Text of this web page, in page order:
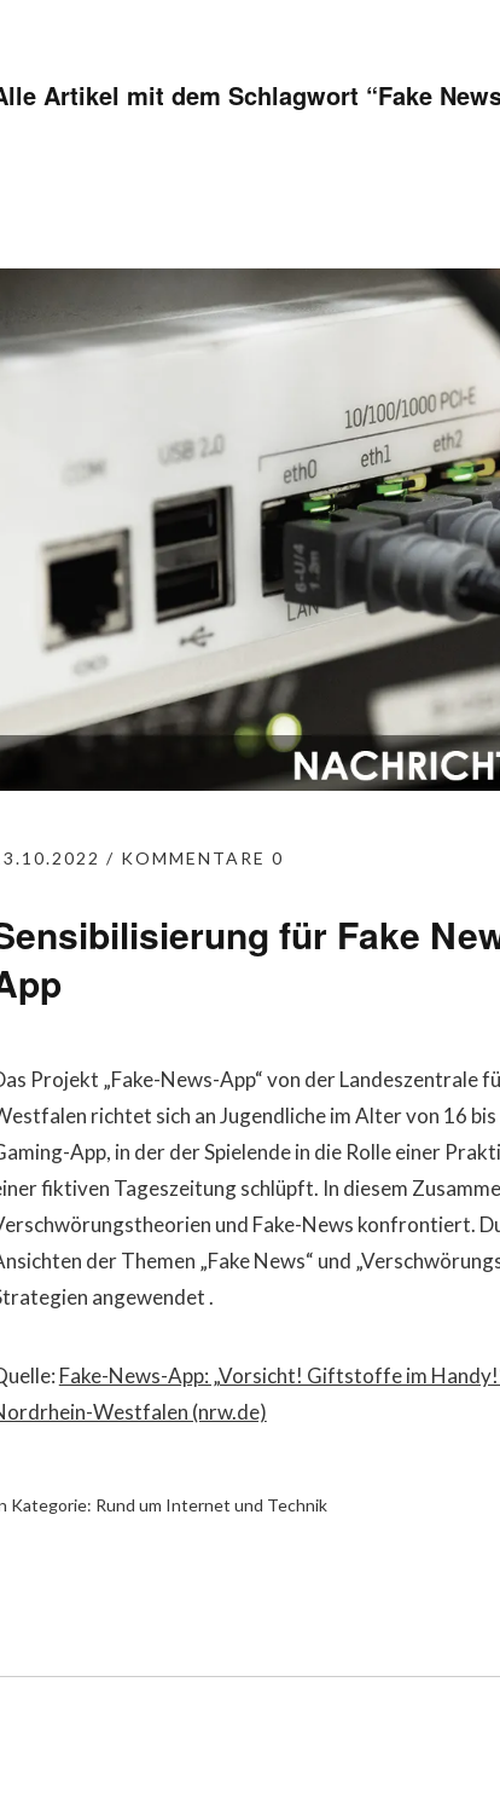
Artikel mit dem Schlagwort “Fake
KOMMENTARE 0
für Fake
Projekt „Fake-News-App“ von der Landeszentrale
richtet sich an Jugendliche im Alter von 16 bis
App, in der der Spielende in die Rolle einer
fiktiven Tageszeitung schlüpft. In diesem
und Fake-News konfrontiert.
der Themen „Fake News“ und
angewendet .
Fake-News-App: „Vorsicht! Giftstoffe im
Westfalen (nrw.de)
Kategorie: Rund um Internet und Technik